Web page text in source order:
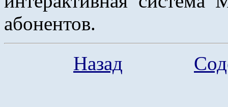
абонентов.
Назад